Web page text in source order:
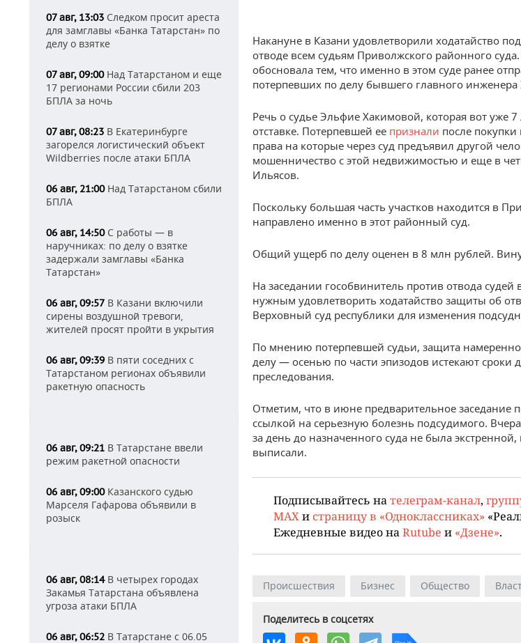
07 авг, 13:03 Следком просит ареста
для замглавы «Банка Татарстан» по
делу о взятке
07 авг, 09:00Над Татарстаном и еще
17 регионами России сбили 203
БПЛА за ночь
07 авг, 08:23 В Екатеринбурге
загорелся логистический объект
Wildberries после атаки БПЛА
06 авг, 21:00Над Татарстаном сбили
БПЛА
06 авг, 14:50С работы — в
наручниках: по делу о взятке
задержали замглавы «Банка
Татарстан»
06 авг, 09:57 В Казани включили
сирены воздушной тревоги,
жителей просят пройти в укрытия
06 авг, 09:39 В пяти соседних с
Татарстаном регионах объявили
ракетную опасность
06 авг, 09:21 В Татарстане ввели
режим ракетной опасности
06 авг, 09:00Казанского судью
Марселя Гафарова объявили в
розыск
06 авг, 08:14В четырех городах
Закамья Татарстана объявлена
угроза атаки БПЛА
06 авг, 06:52 В Татарстане с 06.05
Накануне в Казани удовлетворили ходатайство
отводе всем судьям Приволжского районного
обосновала тем, что именно в этом суде ранее
потерпевших по делу бывшего главного инженера
Речь о судье Эльфие Хакимовой, которая вот уже 7
отставке. Потерпевшей ее признали после покупки
права на которые через суд предъявил другой
мошенничество с этой недвижимостью и еще в
Ильясов.
Поскольку большая часть участков находится в
направлено именно в этот районный суд.
Общий ущерб по делу оценен в 8 млн рублей.
На заседании гособвинитель против отвода судей
нужным удовлетворить ходатайство защиты об
Верховный суд республики для изменения
По мнению потерпевшей судьи, защита намеренно
делу — осенью по части эпизодов истекают сроки
преследования.
Отметим, что в июне предварительное заседание
ссылкой на серьезную болезнь подсудимого.
за день до назначенного суда не была
выписали.
Подписывайтесь нателеграм-канал,
MAXи страницу в «Одноклассниках»
Ежедневные видео наRutube и «Дзене».
Происшествия Бизнес Общество
Поделитесь в соцсетях